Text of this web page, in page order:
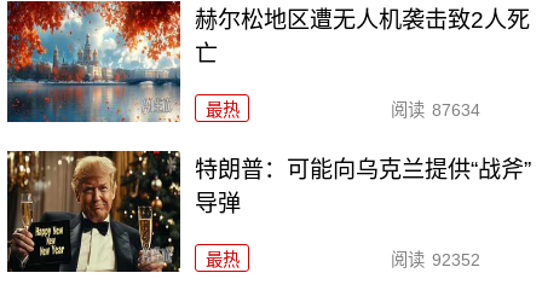
赫尔松地区遭无人机袭击致2人死
亡
最热 阅读 87634
特朗普：可能向乌克兰提供“战斧”
导弹
最热 阅读 92352